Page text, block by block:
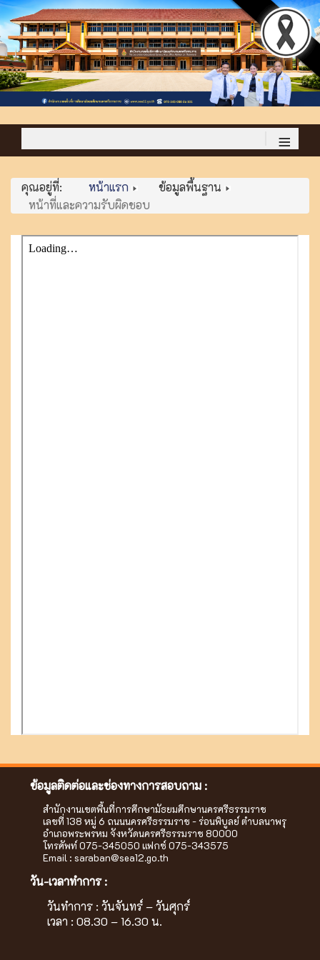
≡
คุณอยู่ที่: หน้าแรก
ข้อมูลพื้นฐาน
หน้าที่และความรับผิดชอบ
ข้อมูลติดต่อและช่องทางการสอบถาม :
สำนักงานเขตพื้นที่การศึกษามัธยมศึกษานครศรีธรรมราช
เลขที่ 138 หมู่ 6 ถนนนครศรีธรรมราช - ร่อนพิบูลย์ ตำบลนาพรุ
อำเภอพระพรหม จังหวัดนครศรีธรรมราช 80000
โทรศัพท์ 075-345050 แฟกซ์ 075-343575
Email : saraban@sea12.go.th
วัน-เวลาทำการ :
วันทำการ : วันจันทร์ – วันศุกร์
เวลา : 08.30 – 16.30 น.